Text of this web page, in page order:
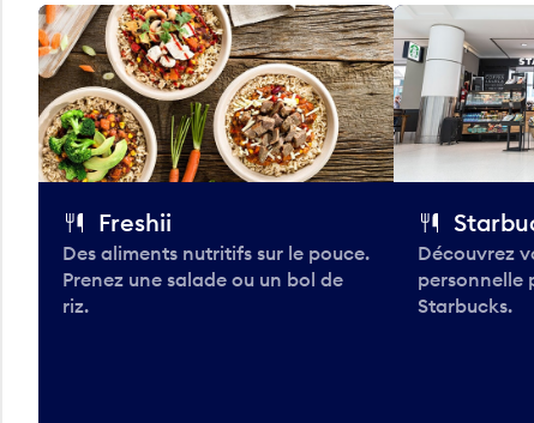
Freshii
Des aliments nutritifs sur le pouce.
Prenez une salade ou un bol de
riz.
Découvrez
personnelle
Starbucks.